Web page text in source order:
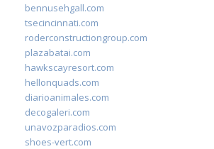
bennusehgall.com
tsecincinnati.com
roderconstructiongroup.com
plazabatai.com
hawkscayresort.com
hellonquads.com
diarioanimales.com
decogaleri.com
unavozparadios.com
shoes-vert.com